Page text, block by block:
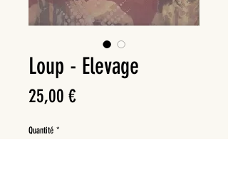
Loup - Elevage
25,00 €Prix
Quantité *